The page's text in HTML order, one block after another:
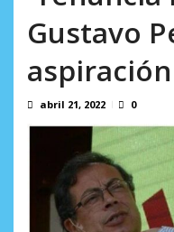
agosto 5, 2026
Gustavo
abril 21, 2022 0